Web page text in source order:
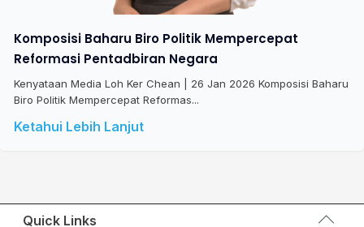
Komposisi Baharu Biro Politik Mempercepat
Reformasi Pentadbiran Negara
Kenyataan Media Loh Ker Chean | 26 Jan 2026 Komposisi Baharu
Biro Politik Mempercepat Reformas...
Ketahui Lebih Lanjut
Quick Links